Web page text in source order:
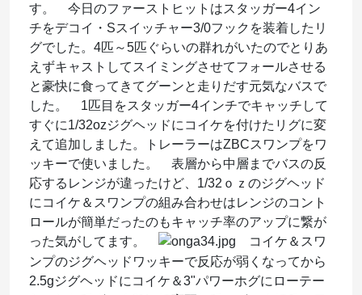
す。 今日のファーストヒットはスタッガー4イン
チをデコイ・Sスイッチャー3/0フックを装着したリ
グでした。4匹～5匹ぐらいの群れがいたのでとりあ
えずキャストしてスイミングさせてフォールさせる
と豪快に食ってきてグーンと走りだす元気なバスで
した。 1匹目をスタッガー4インチでキャッチして
すぐに1/32ozジグヘッドにコイケを付けたリグに変
えて追加しました。トレーラーはZBCスワンプをワ
ッキーで使いました。 表層から中層までバスの反
応するレンジが違ったけど、1/32ｏｚのジグヘッド
にコイケ＆スワンプの組み合わせはレンジのコント
ロールが簡単だったのもキャッチ率のアップに繋が
った気がしてます。
コイケ＆スワ
ンプのジグヘッドワッキーで反応が弱くなってから
2.5gジグヘッドにコイケ＆3"パワーホグにローテー